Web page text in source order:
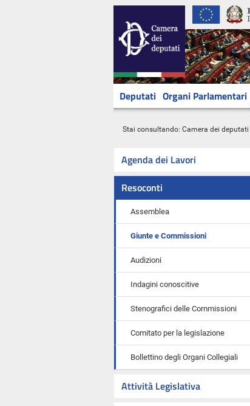
Deputati Organi Parlamentari
Stai consultando: Camera dei deputati
Agenda dei Lavori
Resoconti
Assemblea
Giunte e Commissioni
Audizioni
Indagini conoscitive
Stenografici delle Commissioni
Comitato per la legislazione
Bollettino degli Organi Collegiali
Attività Legislativa